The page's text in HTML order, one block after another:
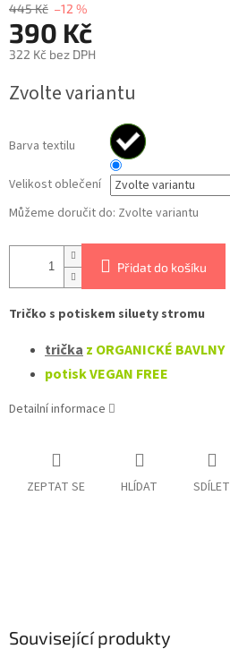
445 Kč –12 %
390 Kč
322 Kč bez DPH
cena:
Zvolte variantu
Barva textilu
Velikost oblečení
Můžeme doručit do: Zvolte variantu
Přidat do košíku
Tričko s potiskem siluety stromu
trička z ORGANICKÉ BAVLNY
potisk VEGAN FREE
Detailní informace
ZEPTAT SE HLÍDAT SDÍLET
Související produkty